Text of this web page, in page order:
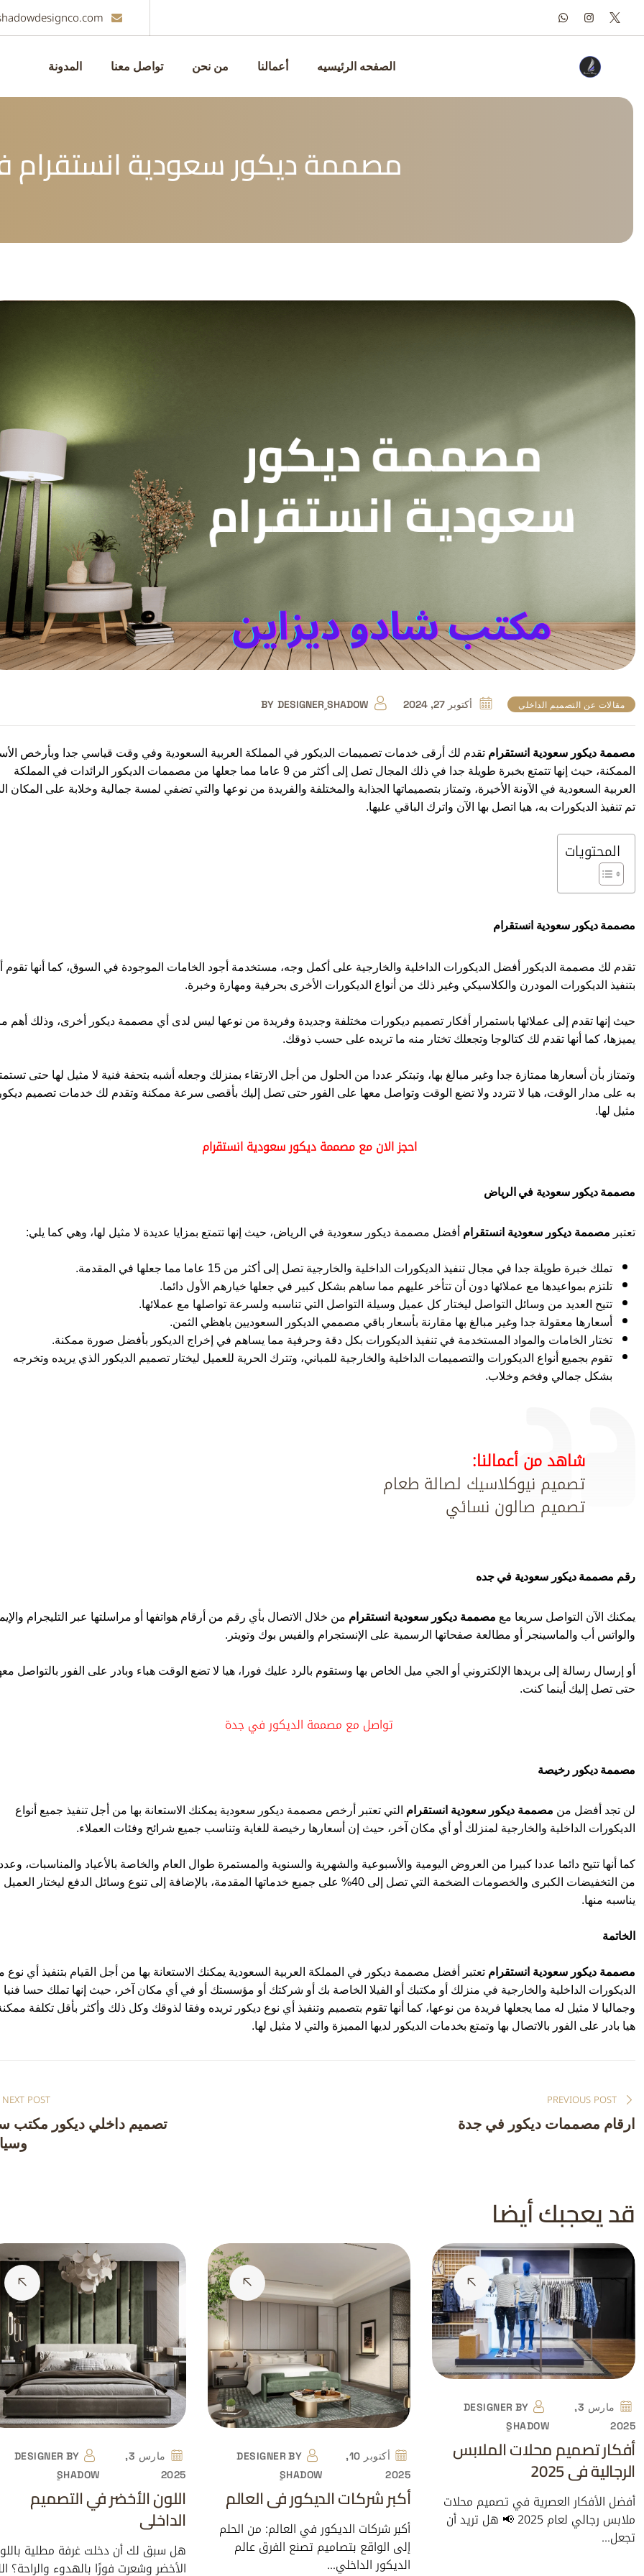
الصفحه الرئيسيه أعمالنا من نحن تواصل معنا المدونة
مصممة ديكور سعودية
مقالات عن التصميم الداخلي أكتوبر 27, 2024 BY DESIGNER ٍSHADOW
مصممة ديكور سعودية انستقرام تقدم لك أرقى خدمات تصميمات الديكور في المملكة العربية السعودية وفي وقت قياسي جدا وبأرخص
الممكنة، حيث إنها تتمتع بخبرة طويلة جدا في ذلك المجال تصل إلى أكثر من 9 عاما مما جعلها من مصممات الديكور الرائدات في المملكة
العربية السعودية في الآونة الأخيرة، وتمتاز بتصميماتها الجذابة والمختلفة والفريدة من نوعها والتي تضفي لمسة جمالية وخلابة على المكان
تم تنفيذ الديكورات به، هيا اتصل بها الآن واترك الباقي عليها.
المحتويات
مصممة ديكور سعودية انستقرام
تقدم لك مصممة الديكور أفضل الديكورات الداخلية والخارجية على أكمل وجه، مستخدمة أجود الخامات الموجودة في السوق، كما أنها تقوم
بتنفيذ الديكورات المودرن والكلاسيكي وغير ذلك من أنواع الديكورات الأخرى بحرفية ومهارة وخبرة.
حيث إنها تقدم إلى عملائها باستمرار أفكار تصميم ديكورات مختلفة وجديدة وفريدة من نوعها ليس لدى أي مصممة ديكور أخرى، وذلك أهم
يميزها، كما أنها تقدم لك كتالوجا وتجعلك تختار منه ما تريده على حسب ذوقك.
وتمتاز بأن أسعارها ممتازة جدا وغير مبالغ بها، وتبتكر عددا من الحلول من أجل الارتقاء بمنزلك وجعله أشبه بتحفة فنية لا مثيل لها حتى
به على مدار الوقت، هيا لا تتردد ولا تضع الوقت وتواصل معها على الفور حتى تصل إليك بأقصى سرعة ممكنة وتقدم لك خدمات تصميم
مثيل لها.
احجز الان مع مصممة ديكور سعودية انستقرام
مصممة ديكور سعودية في الرياض
تعتبر مصممة ديكور سعودية انستقرام أفضل مصممة ديكور سعودية في الرياض، حيث إنها تتمتع بمزايا عديدة لا مثيل لها، وهي كما يلي:
تملك خبرة طويلة جدا في مجال تنفيذ الديكورات الداخلية والخارجية تصل إلى أكثر من 15 عاما مما جعلها في المقدمة.
تلتزم بمواعيدها مع عملائها دون أن تتأخر عليهم مما ساهم بشكل كبير في جعلها خيارهم الأول دائما.
تتيح العديد من وسائل التواصل ليختار كل عميل وسيلة التواصل التي تناسبه ولسرعة تواصلها مع عملائها.
أسعارها معقولة جدا وغير مبالغ بها مقارنة بأسعار باقي مصممي الديكور السعوديين باهظي الثمن.
تختار الخامات والمواد المستخدمة في تنفيذ الديكورات بكل دقة وحرفية مما يساهم في إخراج الديكور بأفضل صورة ممكنة.
تقوم بجميع أنواع الديكورات والتصميمات الداخلية والخارجية للمباني، وتترك الحرية للعميل ليختار تصميم الديكور الذي يريده وتخرجه
بشكل جمالي وفخم وخلاب.
شاهد من أعمالنا:
تصميم نيوكلاسيك لصالة طعام
تصميم صالون نسائي
رقم مصممة ديكور سعودية في جده
يمكنك الآن التواصل سريعا مع مصممة ديكور سعودية انستقرام من خلال الاتصال بأي رقم من أرقام هواتفها أو مراسلتها عبر التليجرام
والواتس أب والماسينجر أو مطالعة صفحاتها الرسمية على الإنستجرام والفيس بوك وتويتر.
أو إرسال رسالة إلى بريدها الإلكتروني أو الجي ميل الخاص بها وستقوم بالرد عليك فورا، هيا لا تضع الوقت هباء وبادر على الفور بالتواصل
حتى تصل إليك أينما كنت.
تواصل مع مصممة الديكور في جدة
مصممة ديكور رخيصة
لن تجد أفضل من مصممة ديكور سعودية انستقرام التي تعتبر أرخص مصممة ديكور سعودية يمكنك الاستعانة بها من أجل تنفيذ جميع أنواع
الديكورات الداخلية والخارجية لمنزلك أو أي مكان آخر، حيث إن أسعارها رخيصة للغاية وتناسب جميع شرائح وفئات العملاء.
كما أنها تتيح دائما عددا كبيرا من العروض اليومية والأسبوعية والشهرية والسنوية والمستمرة طوال العام والخاصة بالأعياد والمناسبات، وعددا
من التخفيضات الكبرى والخصومات الضخمة التي تصل إلى 40% على جميع خدماتها المقدمة، بالإضافة إلى تنوع وسائل الدفع ليختار
يناسبه منها.
الخاتمة
مصممة ديكور سعودية انستقرام تعتبر أفضل مصممة ديكور في المملكة العربية السعودية يمكنك الاستعانة بها من أجل القيام بتنفيذ أي نوع
الديكورات الداخلية والخارجية في منزلك أو مكتبك أو الفيلا الخاصة بك أو شركتك أو مؤسستك أو في أي مكان آخر، حيث إنها تملك حسا فنيا
وجماليا لا مثيل له مما يجعلها فريدة من نوعها، كما أنها تقوم بتصميم وتنفيذ أي نوع ديكور تريده وفقا لذوقك وكل ذلك وأكثر بأقل تكلفة
هيا بادر على الفور بالاتصال بها وتمتع بخدمات الديكور لديها المميزة والتي لا مثيل لها.
المقالات
PREVIOUS POST
ارقام مصممات ديكور في جدة
NEXT POST
تصميم داخلي ديكور مكتب
قد يعجبك أيضا
مارس 3,
2025
BY
DESIGNER
ٍSHADOW
أفكار تصميم محلات الملابس
الرجالية في 2025
أفضل الأفكار العصرية في تصميم محلات
ملابس رجالي لعام 2025 📢 هل تريد أن
تجعل…
أكتوبر 10,
2025
BY
DESIGNER
ٍSHADOW
أكبر شركات الديكور في العالم
أكبر شركات الديكور في العالم: من الحلم
إلى الواقع بتصاميم تصنع الفرق عالم
الديكور الداخلي…
مارس 3,
2025
BY
DESIGNER
ٍSHADOW
اللون الأخضر في التصميم
الداخلي
هل سبق لك أن دخلت غرفة مطلية
الأخضر وشعرت فورًا بالهدوء والراحة؟